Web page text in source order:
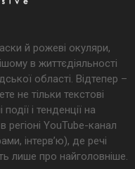
й рожеві окуляри,
в життєдіяльності
області. Відтепер –
не тільки текстові
і тенденції на
YouTube-канал
інтерв’ю), де речі
лише про найголовніше.